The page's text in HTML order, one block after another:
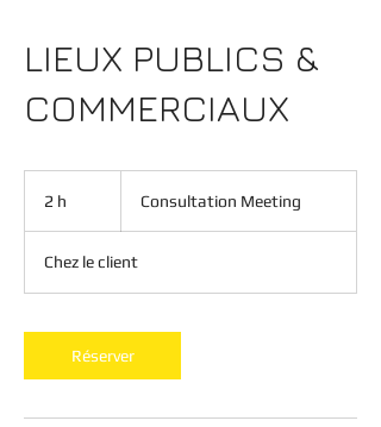
LIEUX PUBLICS &
COMMERCIAUX
2 h Consultation Meeting
Chez le client
Réserver